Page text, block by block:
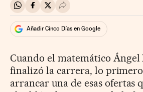
Compartir en Whatsapp
Compartir en Facebook
Compartir en Twitter
Desplegar Redes
Añadir Cinco Días en Google
Cuando el matemático
finalizó la carrera, lo
arrancar una de esas ofertas